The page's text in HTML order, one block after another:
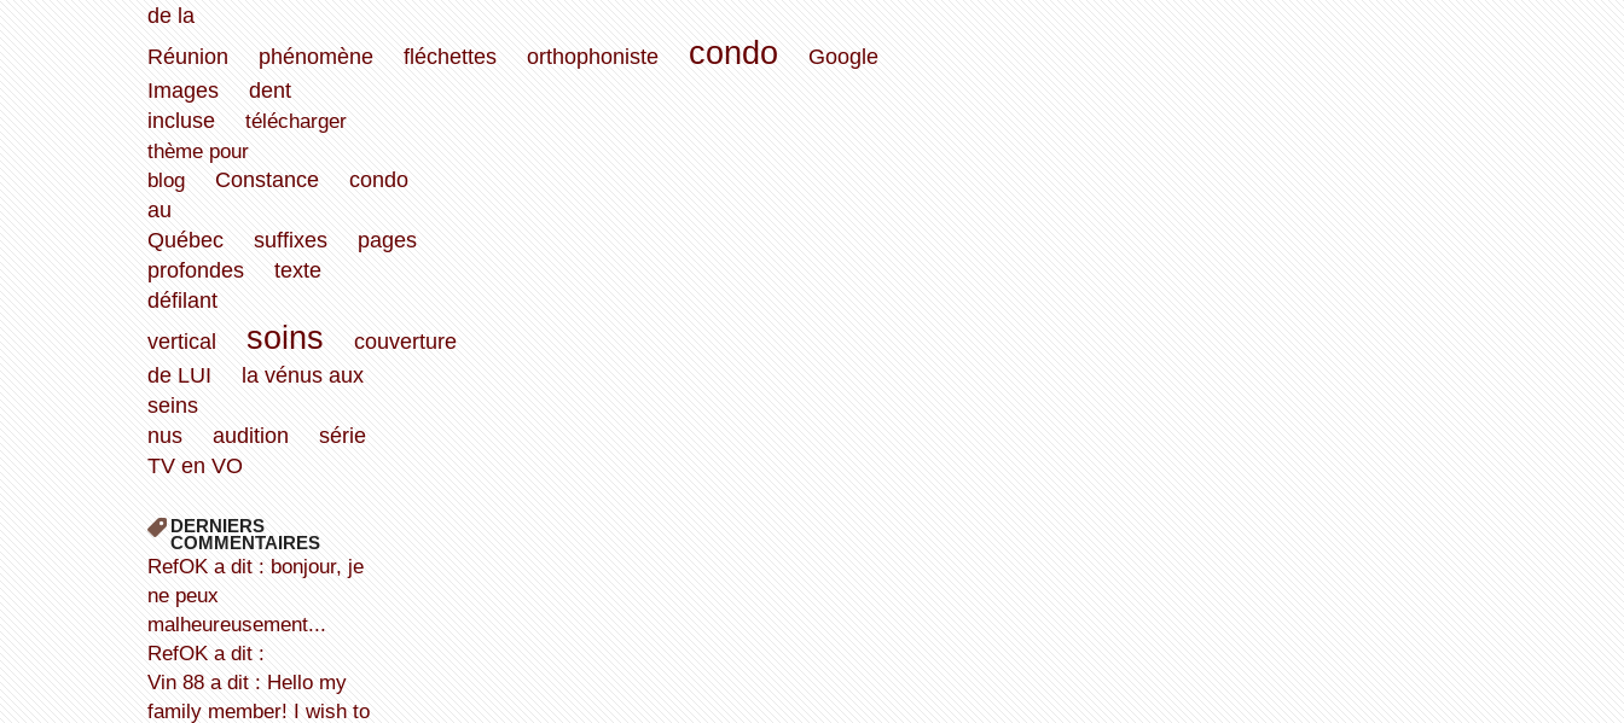
de la
Réunion
phénomène fléchettes orthophoniste condo
Google
Images
dent
incluse
télécharger
thème pour
blog
Constance
condo
au
Québec
suffixes
pages
profondes
texte
défilant
vertical
soins
couverture
de LUI
la vénus aux
seins
nus
audition
série
TV en VO
DERNIERS
COMMENTAIRES
refOK a dit : bonjour, je
ne peux
malheureusement...
refOK a dit :
Vin 88 a dit : Hello my
family member! I wish to